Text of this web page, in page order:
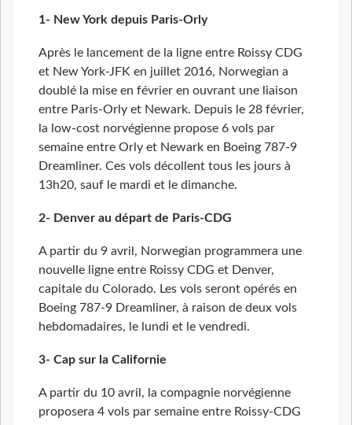
1- New York depuis Paris-Orly
Après le lancement de la ligne entre Roissy CDG
et New York-JFK en juillet 2016, Norwegian a
doublé la mise en février en ouvrant une liaison
entre Paris-Orly et Newark. Depuis le 28 février,
la low-cost norvégienne propose 6 vols par
semaine entre Orly et Newark en Boeing 787-9
Dreamliner. Ces vols décollent tous les jours à
13h20, sauf le mardi et le dimanche.
2- Denver au départ de Paris-CDG
A partir du 9 avril, Norwegian programmera une
nouvelle ligne entre Roissy CDG et Denver,
capitale du Colorado. Les vols seront opérés en
Boeing 787-9 Dreamliner, à raison de deux vols
hebdomadaires, le lundi et le vendredi.
3- Cap sur la Californie
A partir du 10 avril, la compagnie norvégienne
proposera 4 vols par semaine entre Roissy-CDG